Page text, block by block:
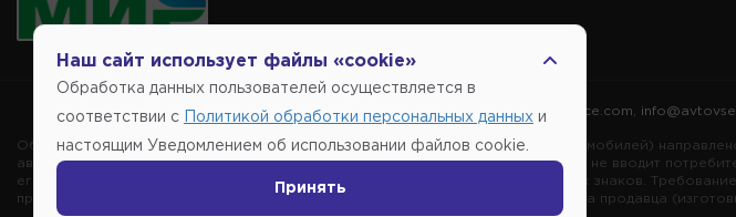
Copyright @2014-2026 | Автовсе.com
Обращаем внимание, указание ТОВАРНЫХ ЗНАКОВ (наименований марок автомобилей)
автомобиля, то есть на потребительские свойства товара. Данная информация не вводит
его производителе, не нарушает права правообладателей указанных товарных знаков.
продаже, обеспечивающую возможность их правильного выбора возложено на продавца
Наш сайт использует файлы «cookie»
Обработка данных пользователей осуществляется в
соответствии с Политикой обработки персональных данных и
настоящим Уведомлением об использовании файлов cookie.
Принять